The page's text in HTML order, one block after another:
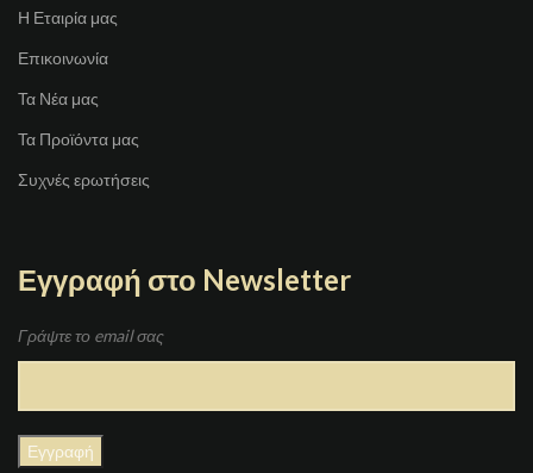
Η Εταιρία μας
Επικοινωνία
Τα Νέα μας
Τα Προϊόντα μας
Συχνές ερωτήσεις
Εγγραφή στο Newsletter
Γράψτε το email σας